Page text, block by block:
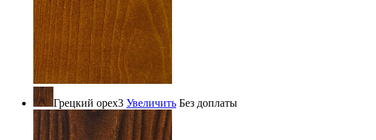
Грецкий орех3 Увеличить Без доплаты